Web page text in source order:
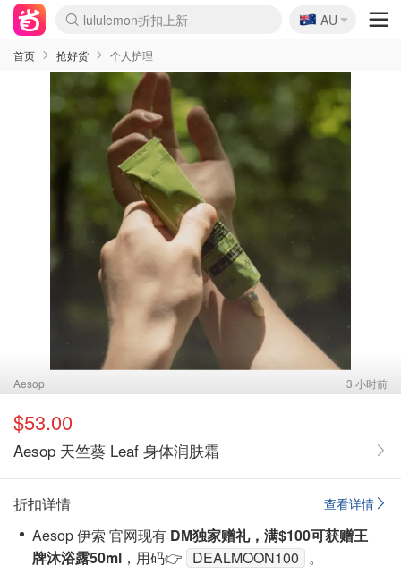
lululemon折扣上新
Sasa美妆护肤3.5折
SSENSE年中2.5折
FreshBeauty好价汇总
Cettire降价+叠9折
WWS Coles超市实拍
viagogo二手票捡漏
Myer超级周末
The Outnet奢牌1折起
David Jones 3折起
Flannels大牌1折
Perfumes Club护肤1折
AMIRO面罩$251
Amazon折扣汇总
eToro入金$200送$50
Amazon数码好物
ICONIC本周7.5折
ThedoubleF高奢地板价
Moose Knuckles 6折
丝芙兰5折起
EUFY摄像头$98
Selenichast首饰2折
Trip机票酒店促销
YSL送5件彩妆礼
Amazon家居好物
Amazon美妆护肤
雅漾大喷$8
过敏原检测盒$33
伊索独家赠50ml沐浴露
科颜氏高保湿面霜$29
SEALIFE海洋馆门票6折
丝塔芙大白罐$16
订阅Newsletter送香薰
Cult Beauty 6.8折
Harrods圣诞日历$525
LN-CC奢牌私促3折
d'Alba空姐喷雾$16
EVE LOM套装£56
Bernardelli独家4折
Adore Beauty 6折起
CT圣诞日历
Mytheresa奢品2.7折
Luxury Escapes 9折
Currentbody美容仪$881
MOON Garden Live
Roborock扫地机$649
Tingo Life水杯$24
Valentino官网5折
CR洗护套装$23
修丽可4件套$159
Myer彩妆2件7折
GANNI官网4.5折
Stylevana韩妆4折
Tessabit高奢8.5折
OGX洗发水$11
Amazon阿德莱德次日达
卡诗8.5折+赠礼
Philips Hue灯具8折
🇦🇺
AU
首页 抢好货 个人护理
Aesop 3 小时前
$53.00
Aesop 天竺葵 Leaf 身体润肤霜
查看详情
折扣详情
Aesop 伊索 官网现有 DM独家赠礼， 满$100可获赠王
牌沐浴露50ml ，用码👉 DEALMOON100 。